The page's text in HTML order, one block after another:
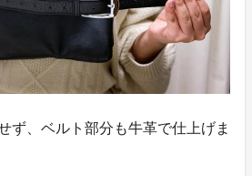
ず、ベルト部分も牛革で仕上げま